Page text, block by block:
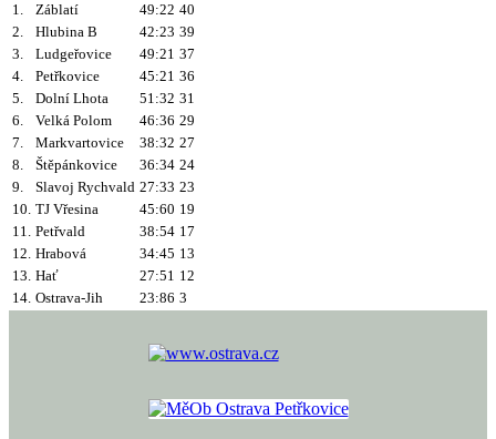
1. Záblatí 49:22 40
2.
Hlubina B 42:23 39
3.
Ludgeřovice 49:21 37
4.
Petřkovice 45:21 36
5.
Dolní Lhota 51:32 31
6.
Velká Polom 46:36 29
7.
Markvartovice 38:32 27
8.
Štěpánkovice 36:34 24
9.
Slavoj Rychvald 27:33 23
10. TJ Vřesina 45:60 19
11. Petřvald 38:54 17
12. Hrabová 34:45 13
13. Hať 27:51 12
14. Ostrava-Jih 23:86 3